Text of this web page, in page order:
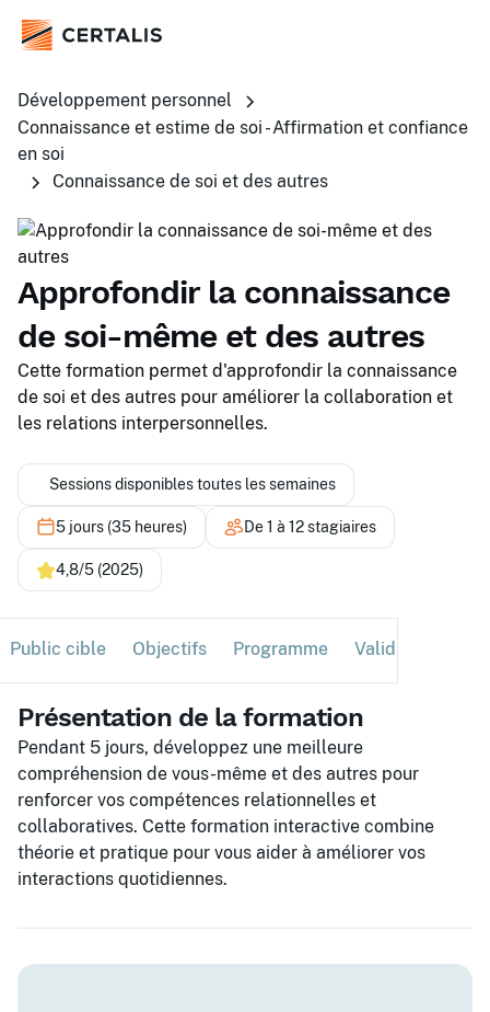
Développement personnel
Connaissance et estime de soi - Affirmation et confiance
en soi
Connaissance de soi et des autres
Approfondir la connaissance
de soi-même et des autres
Cette formation permet d'approfondir la connaissance
de soi et des autres pour améliorer la collaboration et
les relations interpersonnelles.
Sessions disponibles toutes les semaines
5 jours (35 heures) De 1 à 12 stagiaires
4,8/5 (2025)
Public cible Objectifs Programme Validation
Présentation de la formation
Pendant 5 jours, développez une meilleure
compréhension de vous-même et des autres pour
renforcer vos compétences relationnelles et
collaboratives. Cette formation interactive combine
théorie et pratique pour vous aider à améliorer vos
interactions quotidiennes.